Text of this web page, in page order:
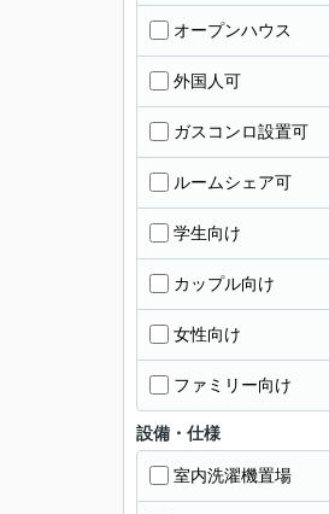
オープンハウス
外国人可
ガスコンロ設置可
ルームシェア可
学生向け
カップル向け
女性向け
ファミリー向け
設備・仕様
室内洗濯機置場